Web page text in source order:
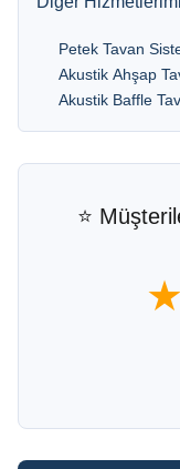
Petek Tavan
Akustik Ahşap
Akustik Baffle
⭐